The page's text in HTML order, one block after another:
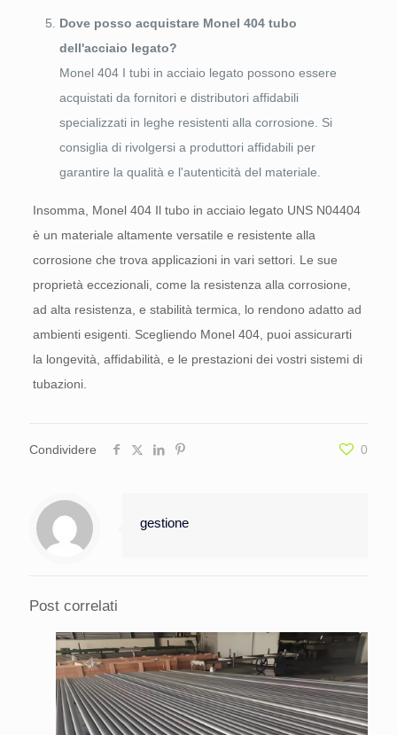
Dove posso acquistare Monel 404 tubo
dell'acciaio legato?
Monel 404 I tubi in acciaio legato possono essere
acquistati da fornitori e distributori affidabili
specializzati in leghe resistenti alla corrosione. Si
consiglia di rivolgersi a produttori affidabili per
garantire la qualità e l'autenticità del materiale.
Insomma, Monel 404 Il tubo in acciaio legato UNS N04404
è un materiale altamente versatile e resistente alla
corrosione che trova applicazioni in vari settori. Le sue
proprietà eccezionali, come la resistenza alla corrosione,
ad alta resistenza, e stabilità termica, lo rendono adatto ad
ambienti esigenti. Scegliendo Monel 404, puoi assicurarti
la longevità, affidabilità, e le prestazioni dei vostri sistemi di
tubazioni.
Condividere 0
gestione
Post correlati